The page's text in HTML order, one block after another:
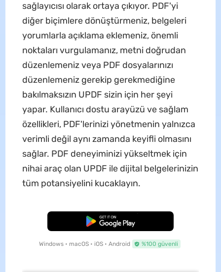
sağlayıcısı olarak ortaya çıkıyor. PDF'yi
diğer biçimlere dönüştürmeniz, belgeleri
yorumlarla açıklama eklemeniz, önemli
noktaları vurgulamanız, metni doğrudan
düzenlemeniz veya PDF dosyalarınızı
düzenlemeniz gerekip gerekmediğine
bakılmaksızın UPDF sizin için her şeyi
yapar. Kullanıcı dostu arayüzü ve sağlam
özellikleri, PDF'lerinizi yönetmenin yalnızca
verimli değil aynı zamanda keyifli olmasını
sağlar. PDF deneyiminizi yükseltmek için
nihai araç olan UPDF ile dijital belgelerinizin
tüm potansiyelini kucaklayın.
Ücretsiz İndirme
Windows • macOS • iOS • Android %100 güvenli